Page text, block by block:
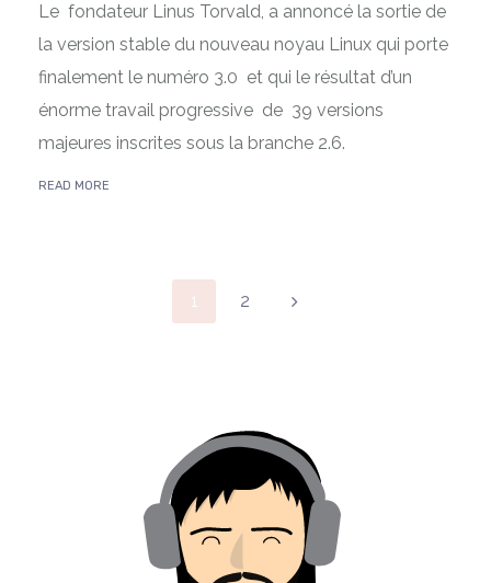
Le fondateur Linus Torvald, a annoncé la sortie de
la version stable du nouveau noyau Linux qui porte
finalement le numéro 3.0 et qui le résultat d’un
énorme travail progressive de 39 versions
majeures inscrites sous la branche 2.6.
READ MORE
Posts pagination1 2